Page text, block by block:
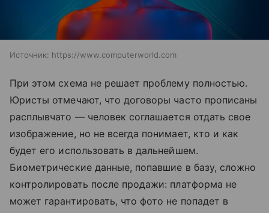
Источник: https://www.computerworld.com
При этом схема не решает проблему полностью.
Юристы отмечают, что договоры часто прописаны
расплывчато — человек соглашается отдать свое
изображение, но не всегда понимает, кто и как
будет его использовать в дальнейшем.
Биометрические данные, попавшие в базу, сложно
контролировать после продажи: платформа не
может гарантировать, что фото не попадет в